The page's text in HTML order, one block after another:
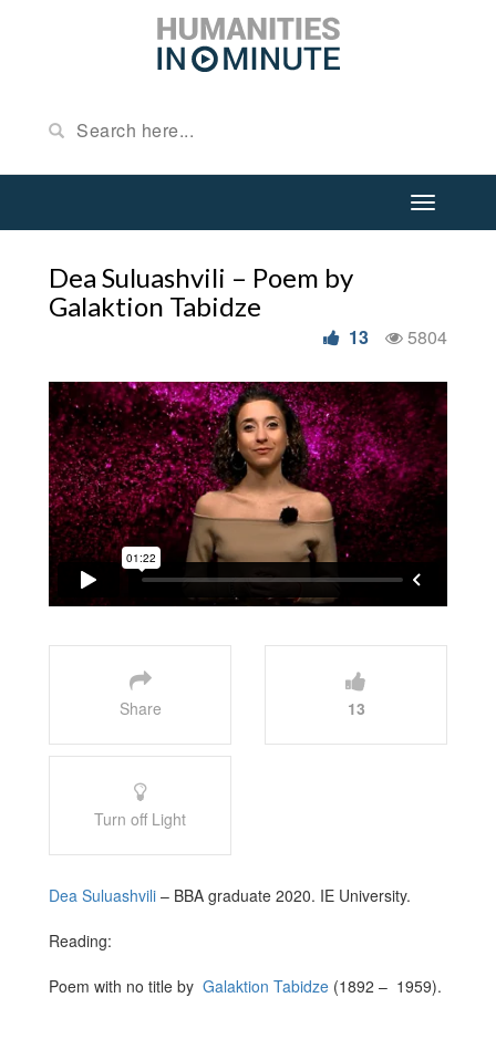
Dea Suluashvili – Poem by
Galaktion Tabidze
5804
13
Share 13
Turn off Light
Dea Suluashvili – BBA graduate 2020. IE University.
Reading:
Poem with no title by Galaktion Tabidze (1892 – 1959).